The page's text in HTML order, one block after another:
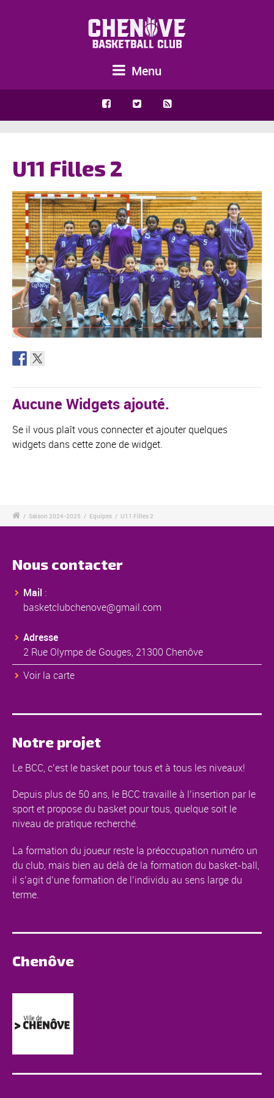
Menu
U11 Filles 2
Aucune Widgets ajouté.
Se il vous plaît vous connecter et ajouter quelques
widgets dans cette zone de widget.
/ Saison 2024-2025 / Equipes / U11 Filles 2
Nous contacter
Mail :
basketclubchenove@gmail.com
Adresse
2 Rue Olympe de Gouges, 21300 Chenôve
Voir la carte
Notre projet
Le BCC, c’est le basket pour tous et à tous les niveaux!
Depuis plus de 50 ans, le BCC travaille à l’insertion par le
sport et propose du basket pour tous, quelque soit le
niveau de pratique recherché.
La formation du joueur reste la préoccupation numéro un
du club, mais bien au delà de la formation du basket-ball,
il s’agit d’une formation de l’individu au sens large du
terme.
Chenôve